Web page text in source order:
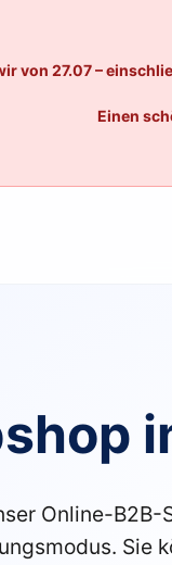
von 27.07 –
Einen
Online-
Sie